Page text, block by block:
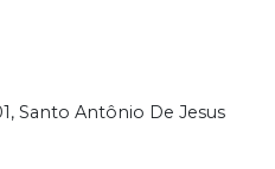
Santo Antônio De Jesus